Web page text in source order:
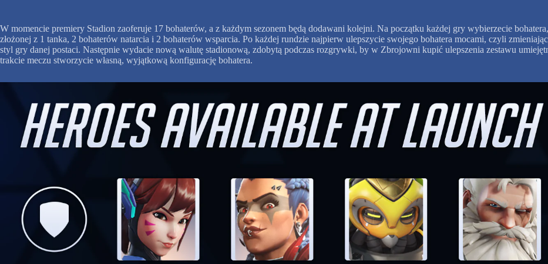
W momencie premiery Stadion zaoferuje 17 bohaterów, a z każdym sezonem będą dodawani kolejni. Na początku każdej gry wybierzecie
złożonej z 1 tanka, 2 bohaterów natarcia i 2 bohaterów wsparcia. Po każdej rundzie najpierw ulepszycie swojego bohatera mocami, czyli
styl gry danej postaci. Następnie wydacie nową walutę stadionową, zdobytą podczas rozgrywki, by w Zbrojowni kupić ulepszenia zestawu
trakcie meczu stworzycie własną, wyjątkową konfigurację bohatera.